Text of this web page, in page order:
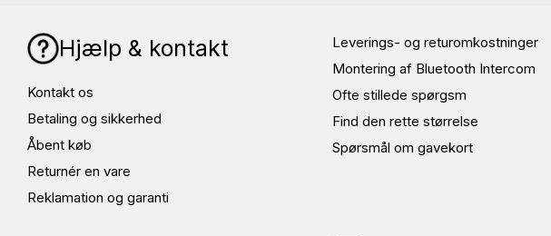
Hjælp & kontakt
Kontakt os
Betaling og sikkerhed
Åbent køb
Returnér en vare
Reklamation og garanti
Leverings- og returomkostninger
Montering af Bluetooth Intercom
Ofte stillede spørgsm
Find den rette størrelse
Spørsmål om gavekort